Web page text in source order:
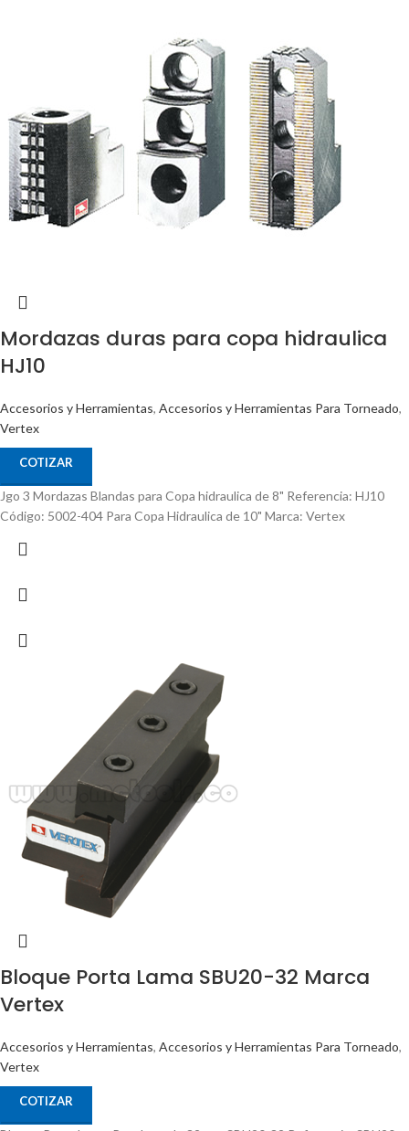
Mordazas duras para copa hidraulica
HJ10
Accesorios y Herramientas, Accesorios y Herramientas Para Torneado,
Vertex
COTIZAR
Jgo 3 Mordazas Blandas para Copa hidraulica de 8" Referencia: HJ10
Código: 5002-404 Para Copa Hidraulica de 10" Marca: Vertex
Bloque Porta Lama SBU20-32 Marca
Vertex
Accesorios y Herramientas, Accesorios y Herramientas Para Torneado,
Vertex
COTIZAR